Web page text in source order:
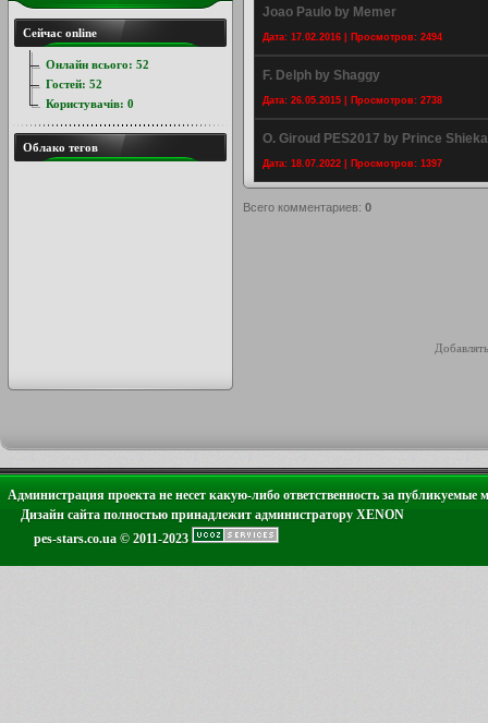
Joao Paulo by Memer
Дата: 17.02.2016 | Просмотров: 2494
F. Delph by Shaggy
Дата: 26.05.2015 | Просмотров: 2738
O. Giroud PES2017 by Prince Shieka
Дата: 18.07.2022 | Просмотров: 1397
Всего комментариев: 0
Сейчас online
Онлайн всього: 52
Гостей: 52
Користувачів: 0
Облако тегов
Администрация проекта не несет какую-либо ответственность за публикуемые
Дизайн сайта полностью принадлежит администратору XENON
pes-stars.co.ua © 2011-2023